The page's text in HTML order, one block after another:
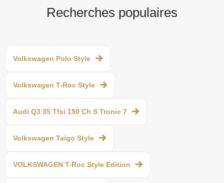
Recherches populaires
Volkswagen Polo Style
Volkswagen T-Roc Style
Audi Q3 35 Tfsi 150 Ch S Tronic 7
Volkswagen Taigo Style
VOLKSWAGEN T-Roc Style Edition